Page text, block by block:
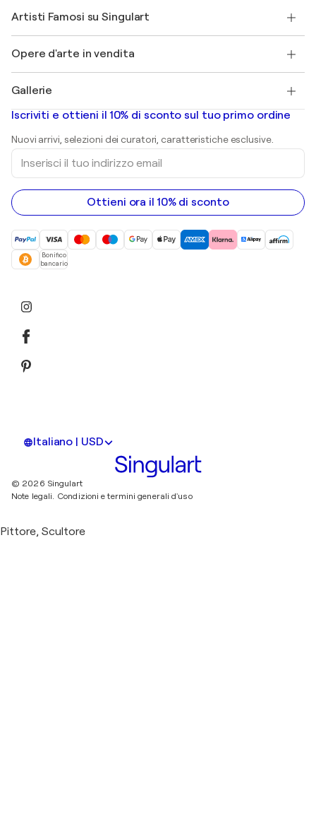
Il mio account
Protezione acquirente
+39 694500608
Magazine di Singulart
Lavori
Scopri arte originale selezionata
Accedi come Artista
Artisti Famosi su Singulart
Marc Chagall
Banksy
Mr. Brainwash
Shepard Fairey
Opere d'arte in vendita
Quadri astratti in vendita
Dipinti di paesaggi
sculture
Dipinti acrilici
Gallerie
Gallerie d’arte in Italia
Iscriviti e ottieni il 10% di sconto sul tuo primo ordine
Nuovi arrivi, selezioni dei curatori, caratteristiche esclusive.
Inserisci
tuo
indirizzo
email
Ottieni ora il 10% di sconto
Bonifico
bancario
Italiano | USD
© 2026 Singulart
Note legali. Condizioni e termini generali d'uso
Pittore, Scultore